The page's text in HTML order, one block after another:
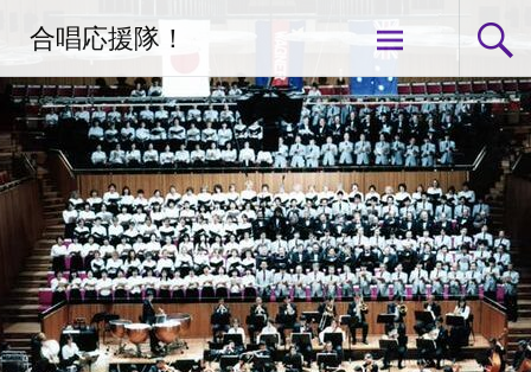
ン
ツ
へ
ス
合唱応援隊！